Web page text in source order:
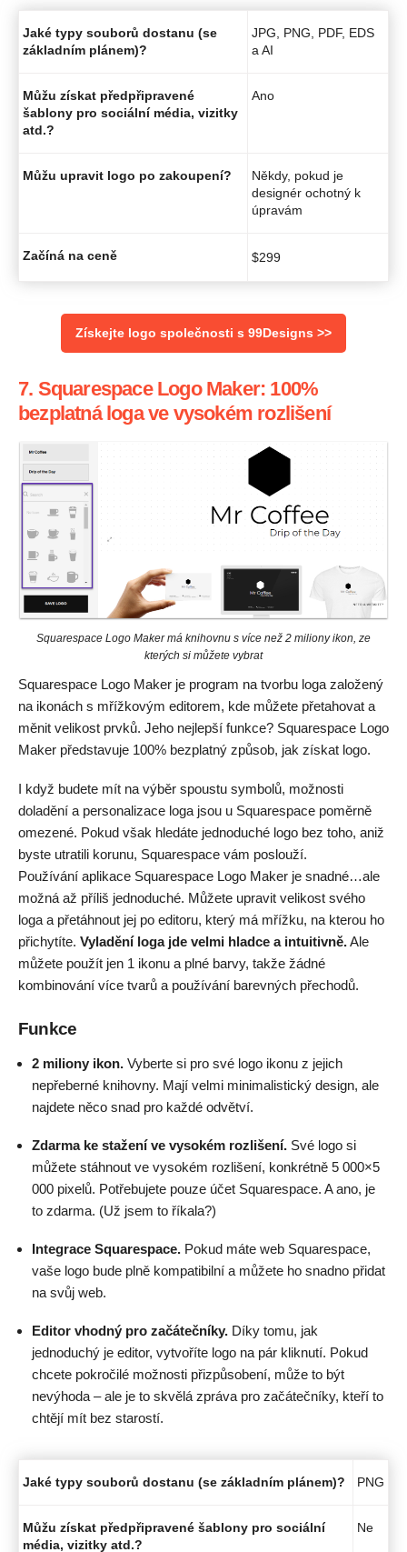
Jaké typy souborů dostanu (se
základním plánem)?
JPG, PNG, PDF, EDS
a AI
Můžu získat předpřipravené
šablony pro sociální média, vizitky
atd.?
Ano
Můžu upravit logo po zakoupení?
Někdy, pokud je
designér ochotný k
úpravám
Začíná na ceně $299
Získejte logo společnosti s 99Designs >>
7. Squarespace Logo Maker: 100%
bezplatná loga ve vysokém rozlišení
Squarespace Logo Maker má knihovnu s více než 2 miliony ikon, ze
kterých si můžete vybrat
Squarespace Logo Maker je program na tvorbu loga založený
na ikonách s mřížkovým editorem, kde můžete přetahovat a
měnit velikost prvků. Jeho nejlepší funkce? Squarespace Logo
Maker představuje 100% bezplatný způsob, jak získat logo.
I když budete mít na výběr spoustu symbolů, možnosti
doladění a personalizace loga jsou u Squarespace poměrně
omezené. Pokud však hledáte jednoduché logo bez toho, aniž
byste utratili korunu, Squarespace vám poslouží.
Používání aplikace Squarespace Logo Maker je snadné…ale
možná až příliš jednoduché. Můžete upravit velikost svého
loga a přetáhnout jej po editoru, který má mřížku, na kterou ho
přichytíte. Vyladění loga jde velmi hladce a intuitivně.Ale
můžete použít jen 1 ikonu a plné barvy, takže žádné
kombinování více tvarů a používání barevných přechodů.
Funkce
2 miliony ikon. Vyberte si pro své logo ikonu z jejich
nepřeberné knihovny. Mají velmi minimalistický design, ale
najdete něco snad pro každé odvětví.
Zdarma ke stažení ve vysokém rozlišení. Své logo si
můžete stáhnout ve vysokém rozlišení, konkrétně 5 000×5
000 pixelů. Potřebujete pouze účet Squarespace. A ano, je
to zdarma. (Už jsem to říkala?)
Integrace Squarespace. Pokud máte web Squarespace,
vaše logo bude plně kompatibilní a můžete ho snadno přidat
na svůj web.
Editor vhodný pro začátečníky. Díky tomu, jak
jednoduchý je editor, vytvoříte logo na pár kliknutí. Pokud
chcete pokročilé možnosti přizpůsobení, může to být
nevýhoda – ale je to skvělá zpráva pro začátečníky, kteří to
chtějí mít bez starostí.
Jaké typy souborů dostanu (se základním plánem)? PNG
Můžu získat předpřipravené šablony pro sociální
média, vizitky atd.?
Ne